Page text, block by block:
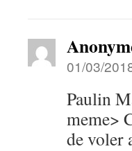
01/03/
Paulin
meme>
de voler